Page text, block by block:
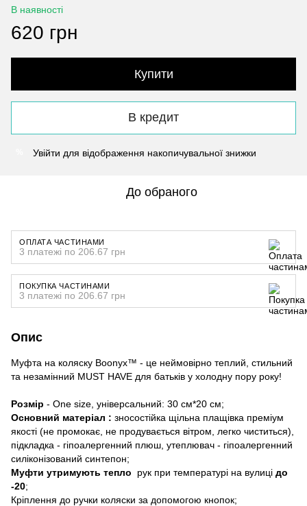
В наявності
620 грн
Купити
В кредит
Увійти для відображення накопичувальної знижки
До обраного
ОПЛАТА ЧАСТИНАМИ
3 платежі по 206.67 грн
ПОКУПКА ЧАСТИНАМИ
3 платежі по 206.67 грн
Опис
Муфта на коляску Boonyx™ - це неймовірно теплий, стильний
та незамінний MUST HAVE для батьків у холодну пору року!
Розмір - One size, універсальний: 30 см*20 см;
Основний матеріал : зносостійка щільна плащівка преміум
якості (не промокає, не продувається вітром, легко чиститься),
підкладка - гіпоалергенний плюш, утеплювач - гіпоалергенний
силіконізований синтепон;
Муфти утримують тепло
рук при температурі на вулиці до
-20;
Кріплення до ручки коляски за допомогою кнопок;